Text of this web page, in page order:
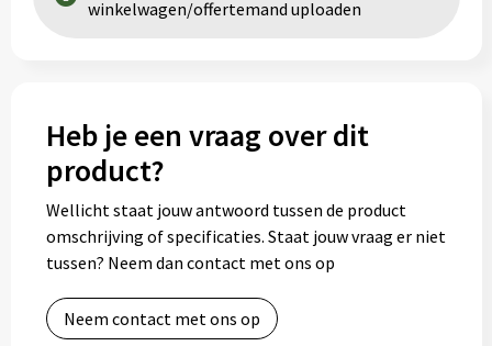
winkelwagen/offertemand uploaden
Heb je een vraag over dit
product?
Wellicht staat jouw antwoord tussen de product
omschrijving of specificaties. Staat jouw vraag er niet
tussen? Neem dan contact met ons op
Neem contact met ons op